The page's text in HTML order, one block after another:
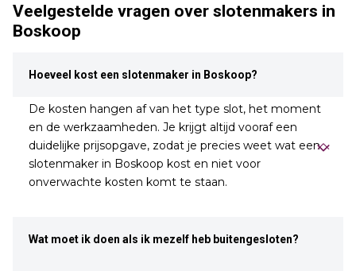
Veelgestelde vragen over slotenmakers in
Boskoop
Hoeveel kost een slotenmaker in Boskoop?
De kosten hangen af van het type slot, het moment
en de werkzaamheden. Je krijgt altijd vooraf een
duidelijke prijsopgave, zodat je precies weet wat een
slotenmaker in Boskoop kost en niet voor
onverwachte kosten komt te staan.
Wat moet ik doen als ik mezelf heb buitengesloten?